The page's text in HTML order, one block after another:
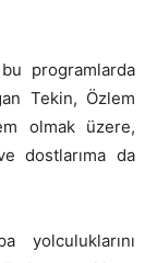
programlarda
Tekin, Özlem
olmak üzere,
dostlarıma da
yolculuklarını